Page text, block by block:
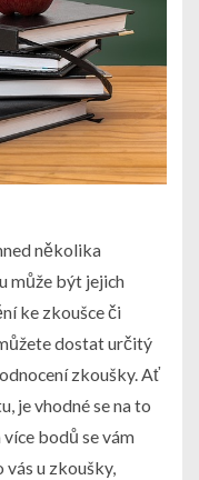
několika
může být jejich
ke zkoušce či
dostat určitý
zkoušky. Ať
je vhodné se na to
bodů se vám
u zkoušky,